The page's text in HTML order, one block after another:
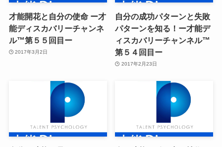
才能開花と自分の使命 ー才
能ディスカバリーチャンネ
ル™第５５回目ー
2017年3月2日
自分の成功パターンと失敗
パターンを知る！ー才能デ
ィスカバリーチャンネル™
第５４回目ー
2017年2月23日